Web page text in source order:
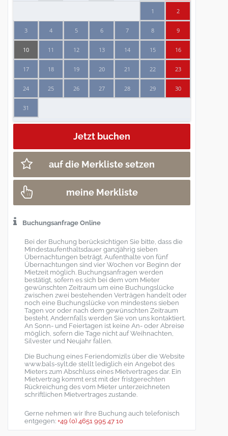
1 2
3 4 5 6 7 8 9
10 11 12 13 14 15 16
17 18 19 20 21 22 23
24 25 26 27 28 29 30
31
auf die Merkliste setzen
meine Merkliste
Buchungsanfrage Online
Bei der Buchung berücksichtigen Sie bitte, dass die
Mindestaufenthaltsdauer ganzjährig sieben
Übernachtungen beträgt. Aufenthalte von fünf
Übernachtungen sind vier Wochen vor Beginn der
Mietzeit möglich. Buchungsanfragen werden
bestätigt, sofern es sich bei dem vom Mieter
gewünschten Zeitraum um eine Buchungslücke
zwischen zwei bestehenden Verträgen handelt oder
noch eine Buchungslücke von mindestens sieben
Tagen vor oder nach dem gewünschten Zeitraum
besteht. Andernfalls werden Sie von uns kontaktiert.
An Sonn- und Feiertagen ist keine An- oder Abreise
möglich, sofern die Tage nicht auf Weihnachten,
Silvester und Neujahr fallen.
Die Buchung eines Feriendomizils über die Website
www.bals-sylt.de stellt lediglich ein Angebot des
Mieters zum Abschluss eines Mietvertrages dar. Ein
Mietvertrag kommt erst mit der fristgerechten
Rückreichung des vom Mieter unterzeichneten
schriftlichen Mietvertrages zustande.
Gerne nehmen wir Ihre Buchung auch telefonisch
entgegen: +49 (0) 4651 995 47 10